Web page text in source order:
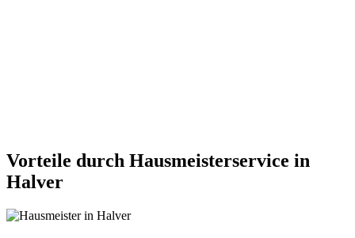
Vorteile durch Hausmeisterservice in
Halver